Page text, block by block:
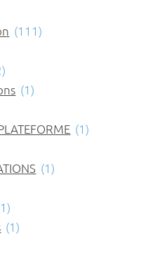
(111)
(1)
(1)
(1)
(1)